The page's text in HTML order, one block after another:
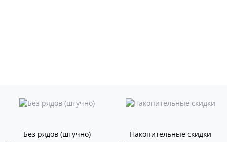
Без рядов (штучно) Накопительные скидки